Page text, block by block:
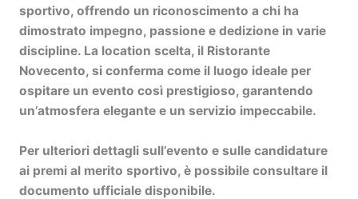
sportivo, offrendo un riconoscimento a chi ha
dimostrato impegno, passione e dedizione in varie
discipline. La location scelta, il Ristorante
Novecento, si conferma come il luogo ideale per
ospitare un evento così prestigioso, garantendo
un’atmosfera elegante e un servizio impeccabile.
Per ulteriori dettagli sull’evento e sulle candidature
ai premi al merito sportivo, è possibile consultare il
documento ufficiale disponibile.